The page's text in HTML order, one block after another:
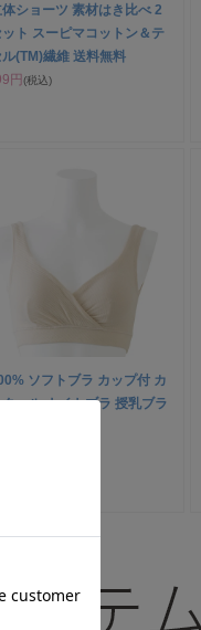
体ショーツ 素材はき比べ 2
ト スーピマコットン＆テ
ル(TM)繊維 送料無料
円(税込)
ソフトブラ カップ付 カ
ール ナイトブラ 授乳ブラ